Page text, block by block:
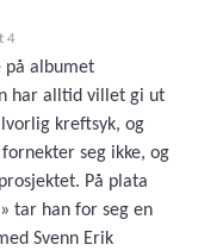
4
på albumet
har alltid villet gi ut
kreftsyk, og
seg ikke, og
På plata
tar han for seg en
Svenn Erik